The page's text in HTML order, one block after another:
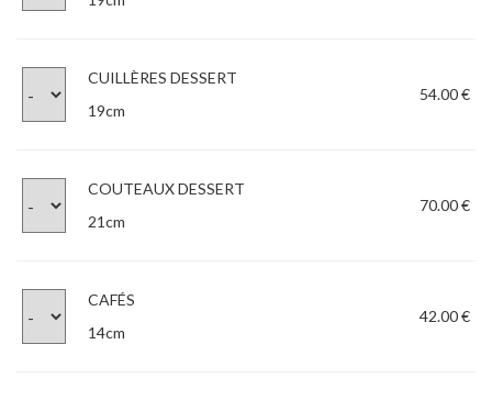
CUILLÈRES DESSERT
19cm
54.00 €
COUTEAUX DESSERT
21cm
70.00 €
CAFÉS
14cm
42.00 €